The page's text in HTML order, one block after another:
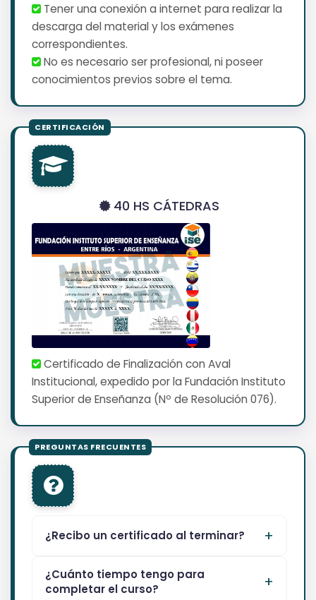
Tener una conexión a internet para realizar la
descarga del material y los exámenes
correspondientes.
No es necesario ser profesional, ni poseer
conocimientos previos sobre el tema.
40 HS CÁTEDRAS
Certificado de Finalización con Aval
Institucional, expedido por la Fundación Instituto
Superior de Enseñanza (Nº de Resolución 076).
¿Recibo un certificado al terminar?
¿Cuánto tiempo tengo para
completar el curso?